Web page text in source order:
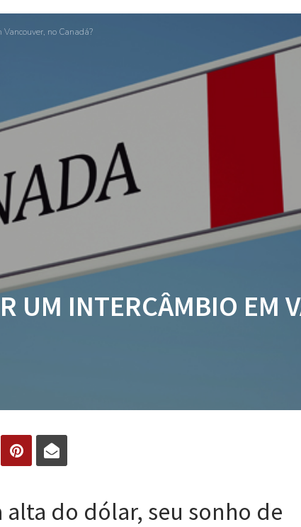
no Canadá?
UM INTERCÂMBIO EM
alta do dólar, seu sonho de